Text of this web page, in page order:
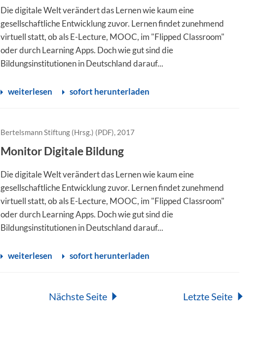
Die digitale Welt verändert das Lernen wie kaum eine
gesellschaftliche Entwicklung zuvor. Lernen findet zunehmend
virtuell statt, ob als E-Lecture, MOOC, im "Flipped Classroom"
oder durch Learning Apps. Doch wie gut sind die
Bildungsinstitutionen in Deutschland darauf...
weiterlesen sofort herunterladen
Bertelsmann Stiftung (Hrsg.) (PDF), 2017
Monitor Digitale Bildung
Die digitale Welt verändert das Lernen wie kaum eine
gesellschaftliche Entwicklung zuvor. Lernen findet zunehmend
virtuell statt, ob als E-Lecture, MOOC, im "Flipped Classroom"
oder durch Learning Apps. Doch wie gut sind die
Bildungsinstitutionen in Deutschland darauf...
weiterlesen sofort herunterladen
Nächste Seite Letzte Seite